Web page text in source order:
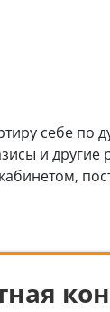
себе по
и другие